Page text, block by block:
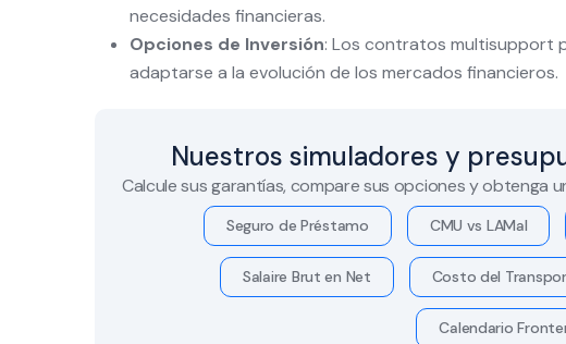
necesidades financieras.
Opciones de Inversión: Los contratos multisupport
adaptarse a la evolución de los mercados financieros.
Nuestros simuladores y
Calcule sus garantías, compare sus opciones y obtenga
Seguro de Préstamo CMU vs LAMal
Salaire Brut en Net Costo del
Calendario